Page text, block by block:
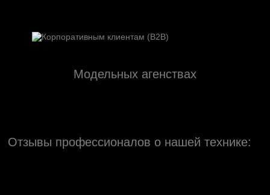
Модельных агенствах
Отзывы профессионалов о нашей технике: